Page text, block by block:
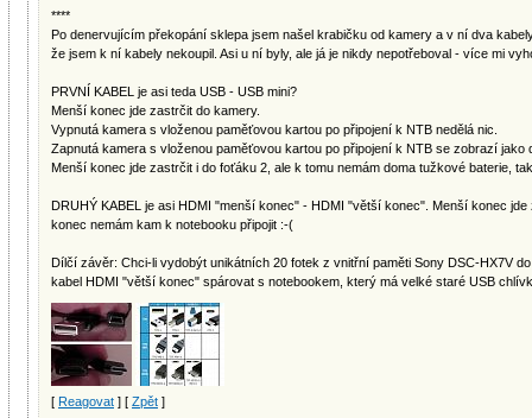
****
Po denervujícím překopání sklepa jsem našel krabičku od kamery a v ní dva
že jsem k ní kabely nekoupil. Asi u ní byly, ale já je nikdy nepotřeboval - více mi
PRVNÍ KABEL je asi teda USB - USB mini?
Menší konec jde zastrčit do kamery.
Vypnutá kamera s vloženou paměťovou kartou po připojení k NTB nedělá nic.
Zapnutá kamera s vloženou paměťovou kartou po připojení k NTB se zobrazí jako
Menší konec jde zastrčit i do foťáku 2, ale k tomu nemám doma tužkové baterie,
DRUHÝ KABEL je asi HDMI "menší konec" - HDMI "větší konec". Menší konec
konec nemám kam k notebooku připojit :-(
Dílčí závěr: Chci-li vydobýt unikátních 20 fotek z vnitřní paměti Sony DSC-HX7V
kabel HDMI "větší konec" spárovat s notebookem, který má velké staré USB
[ Reagovat ] [ Zpět ]